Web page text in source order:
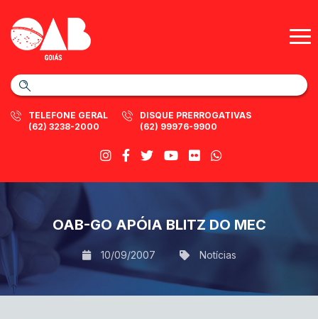
TELEFONE GERAL
(62) 3238-2000
DISQUE PRERROGATIVAS
(62) 99976-9900
OAB-GO APÓIA BLITZ DO MEC
10/09/2007 Notícias